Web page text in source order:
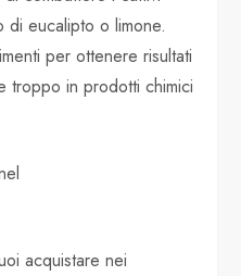
eucalipto o limone.
per ottenere risultati
troppo in prodotti chimici
acquistare nei